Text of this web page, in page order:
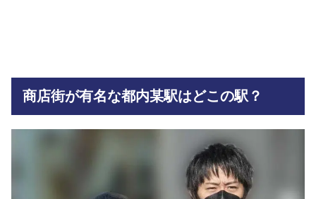
商店街が有名な都内某駅はどこの駅？